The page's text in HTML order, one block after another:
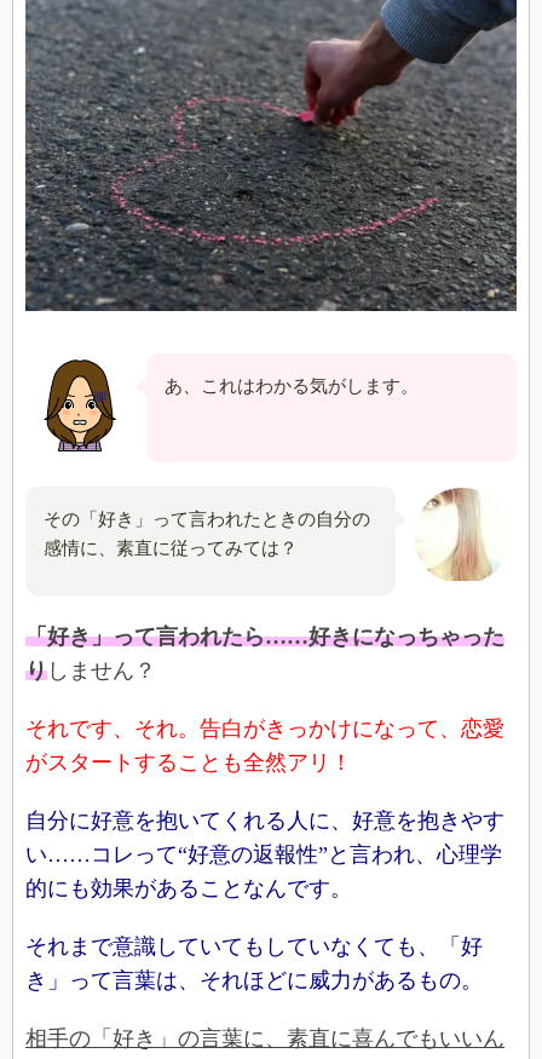
あ、これはわかる気がします。
その「好き」って言われたときの自分の
感情に、素直に従ってみては？
「好き」って言われたら……好きになっちゃった
り しません？
それです、それ。告白がきっかけになって、恋愛
がスタートすることも全然アリ！
自分に好意を抱いてくれる人に、好意を抱きやす
い……コレって“好意の返報性”と言われ、心理学
的にも効果があることなんです。
それまで意識していてもしていなくても、「好
き」って言葉は、それほどに威力があるもの。
相手の「好き」の言葉に、素直に喜んでもいいん